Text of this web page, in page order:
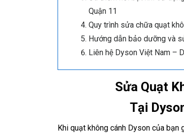
Quận 11
Quy trình sửa chữa quạt
Hướng dẫn bảo dưỡng và
Liên hệ Dyson Việt Nam –
Sửa Quạt
Tại
Khi quạt không cánh Dyson của bạn